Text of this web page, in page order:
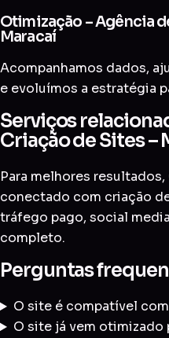
Otimização – Agência
Maracaí
Acompanhamos dados,
e evoluímos a estratégia
Serviços
Criação de Sites –
Para melhores
conectado com criação
tráfego pago, social media
completo.
Perguntas
O site é compatível
O site já vem otimizado